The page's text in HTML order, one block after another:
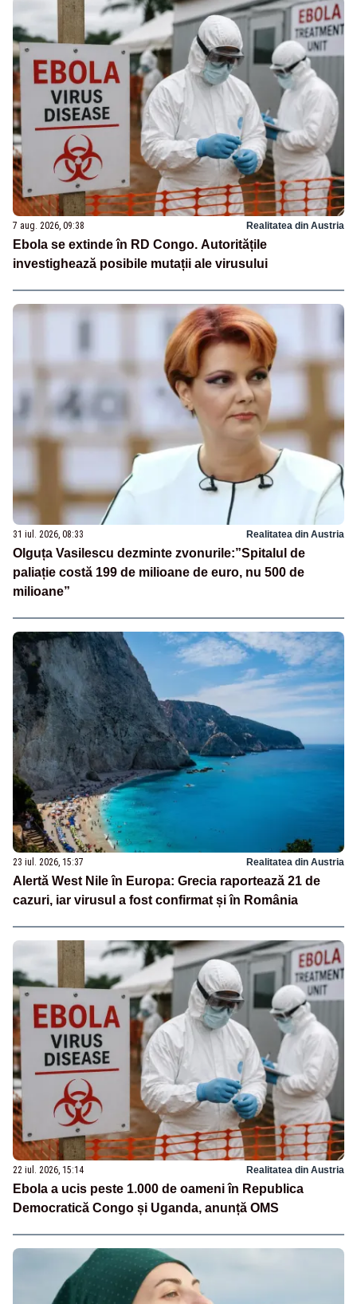
7 aug. 2026, 09:38 Realitatea din Austria
Ebola se extinde în RD Congo. Autoritățile
investighează posibile mutații ale virusului
31 iul. 2026, 08:33 Realitatea din Austria
Olguța Vasilescu dezminte zvonurile:”Spitalul de
paliație costă 199 de milioane de euro, nu 500 de
milioane”
23 iul. 2026, 15:37 Realitatea din Austria
Alertă West Nile în Europa: Grecia raportează 21 de
cazuri, iar virusul a fost confirmat și în România
22 iul. 2026, 15:14 Realitatea din Austria
Ebola a ucis peste 1.000 de oameni în Republica
Democratică Congo și Uganda, anunță OMS